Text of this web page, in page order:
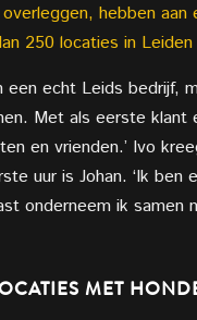
hebben aan
250 locaties in
een echt Leids bedrijf,
Met als eerste klant
en vrienden.’ Ivo
uur is Johan. ‘Ik
onderneem ik samen
MET